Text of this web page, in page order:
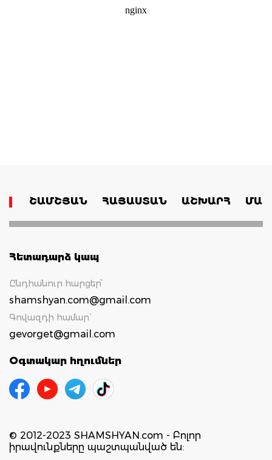
ՇԱՄՇՅԱՆ ՀԱՅԱՍՏԱՆ ԱՇԽԱՐՀ
Հետադարձ կապ
Ընդհանուր հարցեր՝
shamshyan.com@gmail.com
Գովազդի համար`
gevorget@gmail.com
Օգտակար հղումներ
© 2012-2023 SHAMSHYAN.com - Բոլոր
իրավունքները պաշտպանված են: